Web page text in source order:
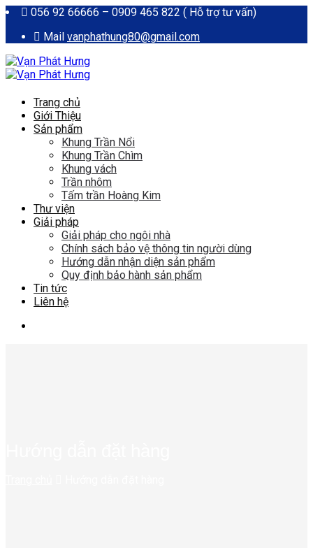
056 92 66666 – 0909 465 822 ( Hỗ trợ tư vấn)
Mail vanphathung80@gmail.com
Trang chủ
Giới Thiệu
Sản phẩm
Khung Trần Nổi
Khung Trần Chìm
Khung vách
Trần nhôm
Tấm trần Hoàng Kim
Thư viện
Giải pháp
Giải pháp cho ngôi nhà
Chính sách bảo vệ thông tin người dùng
Hướng dẫn nhận diện sản phẩm
Quy định bảo hành sản phẩm
Tin tức
Liên hệ